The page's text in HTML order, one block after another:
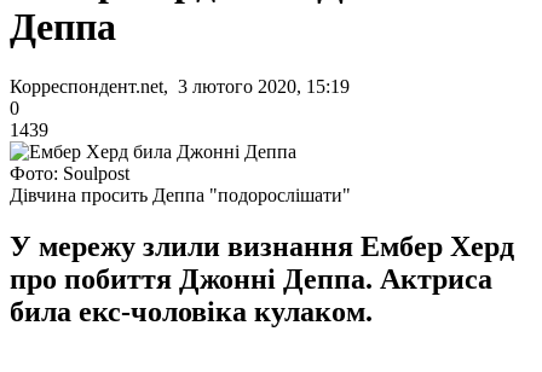
Деппа
Корреспондент.net, 3 лютого 2020, 15:19
0
1439
Фото: Soulpost
Дівчина просить Деппа "подорослішати"
У мережу злили визнання Ембер Херд
про побиття Джонні Деппа. Актриса
била екс-чоловіка кулаком.